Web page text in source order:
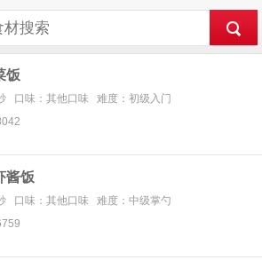
饭
口味：其他口味 难度：初级入门
酱饭
口味：其他口味 难度：中级掌勺